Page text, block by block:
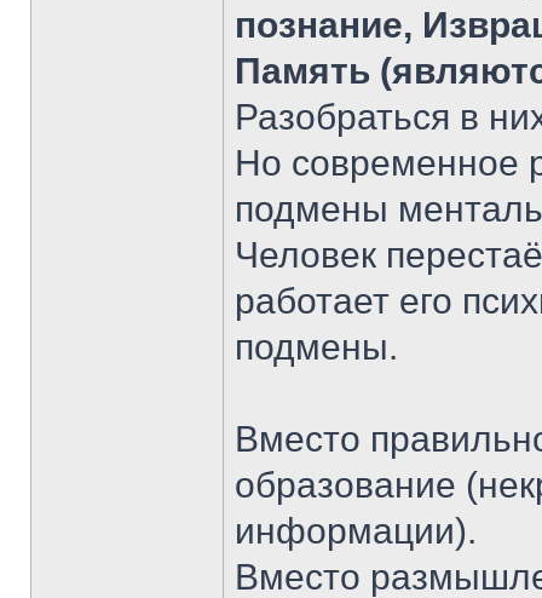
познание,
Память
Разобраться в
Но современное
подмены
Человек
работает его
подмены.
Вместо
образование
информации).
Вместо